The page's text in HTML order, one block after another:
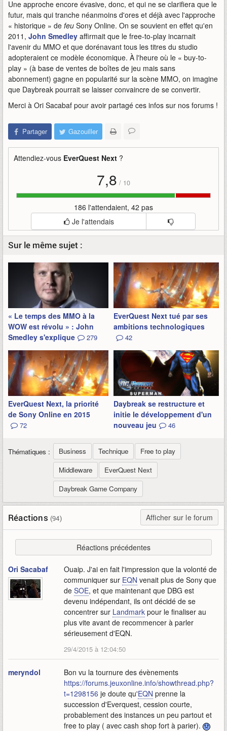
Une approche encore évasive, donc, et qui ne se clarifiera que le
futur, mais qui tranche néanmoins d'ores et déjà avec l'approche
« historique » de feu Sony Online. On se souvient en effet qu'en
2011, John Smedley affirmait que le free-to-play incarnait
l'avenir du MMO et que dorénavant tous les titres du studio
adopteraient ce modèle économique. À l'heure où le « buy-to-
play » (à base de ventes de boîtes de jeu mais sans
abonnement) gagne en popularité sur la scène MMO, on imagine
que Daybreak pourrait se laisser convaincre de se convertir.
Merci à Ori Sacabaf pour avoir partagé ces infos sur nos forums !
Partager Gazouiller
Attendiez-vous EverQuest Next ?
7,8 / 10
186 l'attendaient, 42 pas
Je l'attendais
Sur le même sujet :
« Le temps des MMO à la
WOW est révolu » : John
Smedley s'explique
279
EverQuest Next tué par ses
ambitions technologiques
42
EverQuest Next, la priorité
de Sony Online en 2015
72
Daybreak se restructure et
initie le développement d'un
nouveau jeu
46
Thématiques : Business Technique
Free to play
Middleware
EverQuest Next
Daybreak Game Company
Réactions (94) Afficher sur le forum
Réactions précédentes
Ori Sacabaf
Ouaip. J'ai en fait l'impression que la volonté de
communiquer sur EQN venait plus de Sony que
de SOE, et que maintenant que DBG est
devenu indépendant, ils ont décidé de se
concentrer sur Landmark pour le finaliser au
plus vite avant de recommencer à parler
sérieusement d'EQN.
29/4/2015 à 12:04:50
meryndol
Bon vu la tournure des évènements
https://forums.jeuxonline.info/showthread.php?
t=1298156 je doute qu'EQN prenne la
succession d'Everquest, cession courte,
probablement des instances un peu partout et
free to play ( avec cash shop fort à parier).